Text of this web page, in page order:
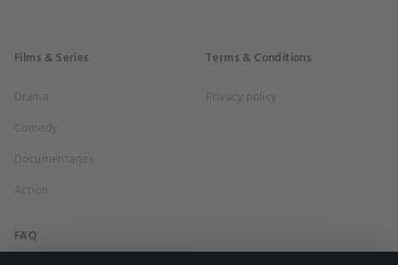
Films & Series
Drama
Comedy
Documentaries
Action
Terms & Conditions
Privacy policy
FAQ